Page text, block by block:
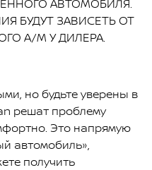
АВТОМОБИЛЯ.
БУДУТ ЗАВИСЕТЬ ОТ
А/М У ДИЛЕРА.
но будьте уверены в
решат проблему
Это напрямую
автомобиль»,
получить